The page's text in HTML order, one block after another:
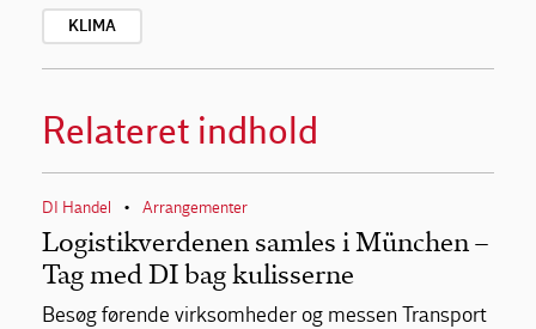
KLIMA
Relateret indhold
DI Handel • Arrangementer
Logistikverdenen samles i München –
Tag med DI bag kulisserne
Besøg førende virksomheder og messen Transport